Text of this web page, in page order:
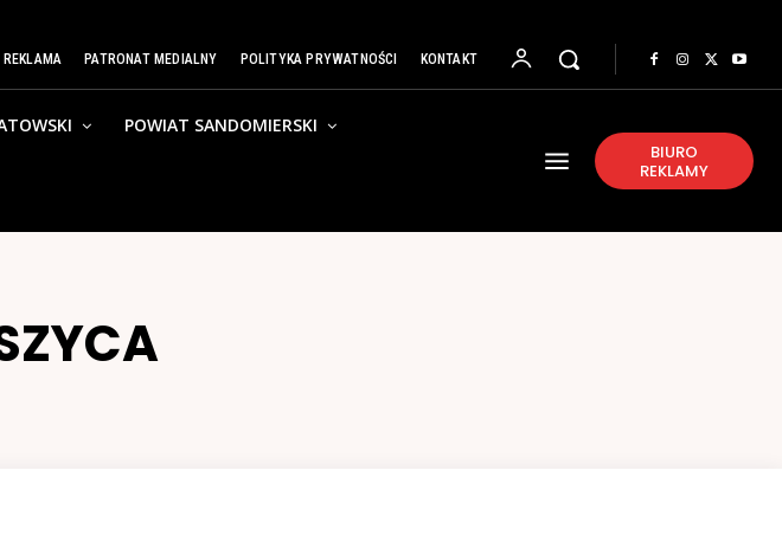
REKLAMA PATRONAT MEDIALNY POLITYKA PRYWATNOŚCI KONTAKT
POWIAT SANDOMIERSKI
BIURO
REKLAMY